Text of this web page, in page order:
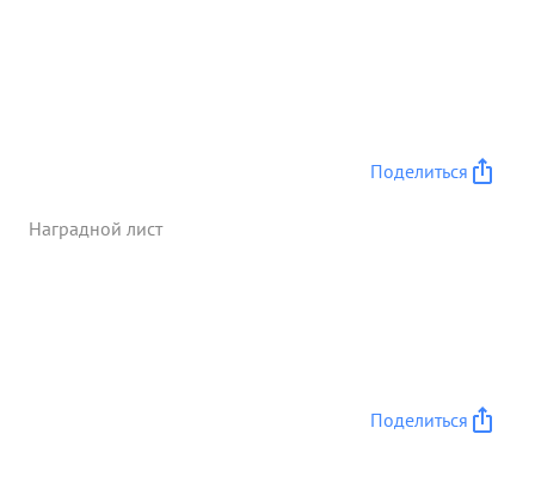
Поделиться
Наградной лист
Поделиться